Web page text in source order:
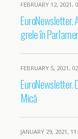
FEBRUARY 12, 2021,
grele în
FEBRUARY 5, 2021,
EuroNewsletter.
Mică
JANUARY 29, 2021,